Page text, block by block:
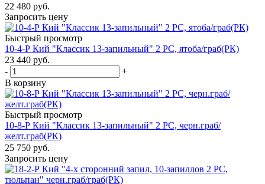
22 480 руб.
Запросить цену
Быстрый просмотр
10-4-Р Кий "Классик 13-запильный" 2 РС, ятоба/граб(РК)
23 440 руб.
-
+
В корзину
Быстрый просмотр
10-8-Р Кий "Классик 13-запильный" 2 РС, черн.граб/
желт.граб(РК)
25 750 руб.
Запросить цену